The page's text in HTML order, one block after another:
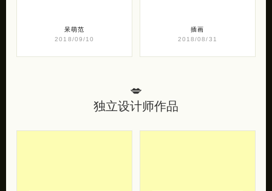
呆萌范
2018/09/10
插画
2018/08/31
💋
独立设计师作品